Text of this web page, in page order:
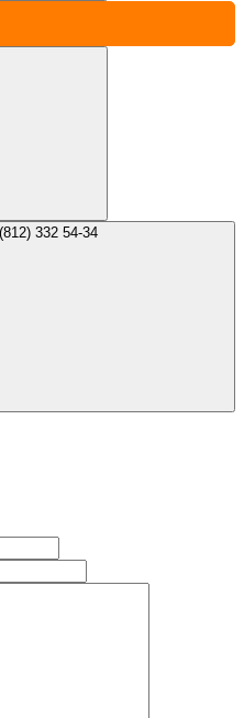
+7 (812) 332 54-34